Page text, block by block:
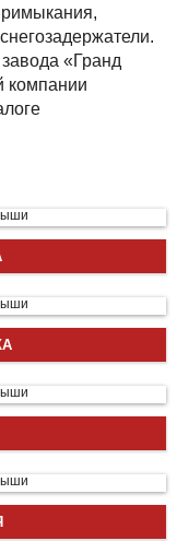
«Гранд
компании